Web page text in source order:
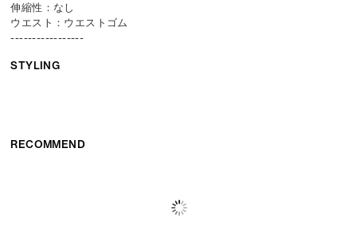
伸縮性：なし
ウエスト：ウエストゴム
-----------------
STYLING
RECOMMEND